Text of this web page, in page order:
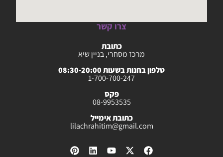
צרו קשר
כתובת
מרכז מסחרי, בניין שיא
טלפון בחנות בשעות 08:30-20:00
1-700-700-247
פקס
08-9953535
כתובת אימייל
lilachrahitim@gmail.com